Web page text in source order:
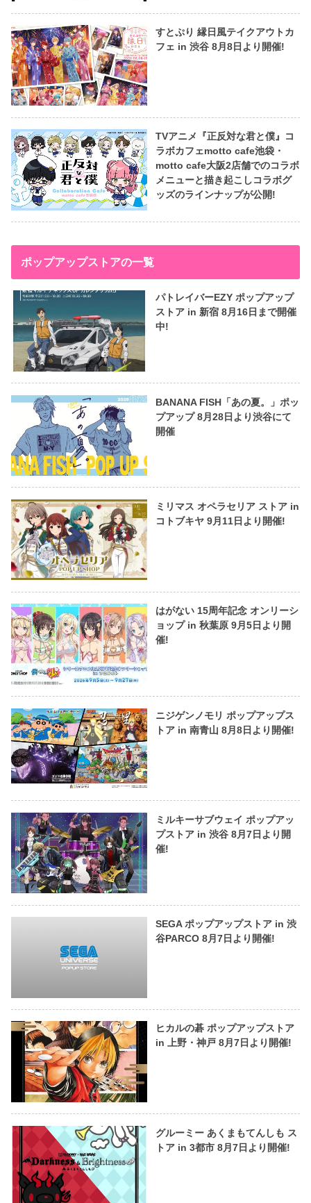
すとぷり 縁日風テイクアウトカ
フェ in 渋谷 8月8日より開催!
TVアニメ『正反対な君と僕』コ
ラボカフェmotto cafe池袋・
motto cafe大阪2店舗でのコラボ
メニューと描き起こしコラボグ
ッズのラインナップが公開!
ポップアップストアの一覧
パトレイバーEZY ポップアップ
ストア in 新宿 8月16日まで開催
中!
BANANA FISH「あの夏。」ポッ
プアップ 8月28日より渋谷にて
開催
ミリマス オペラセリア ストア in
コトブキヤ 9月11日より開催!
はがない 15周年記念 オンリーシ
ョップ in 秋葉原 9月5日より開
催!
ニジゲンノモリ ポップアップス
トア in 南青山 8月8日より開催!
ミルキーサブウェイ ポップアッ
プストア in 渋谷 8月7日より開
催!
SEGA ポップアップストア in 渋
谷PARCO 8月7日より開催!
ヒカルの碁 ポップアップストア
in 上野・神戸 8月7日より開催!
グルーミー あくまもてんしも ス
トア in 3都市 8月7日より開催!